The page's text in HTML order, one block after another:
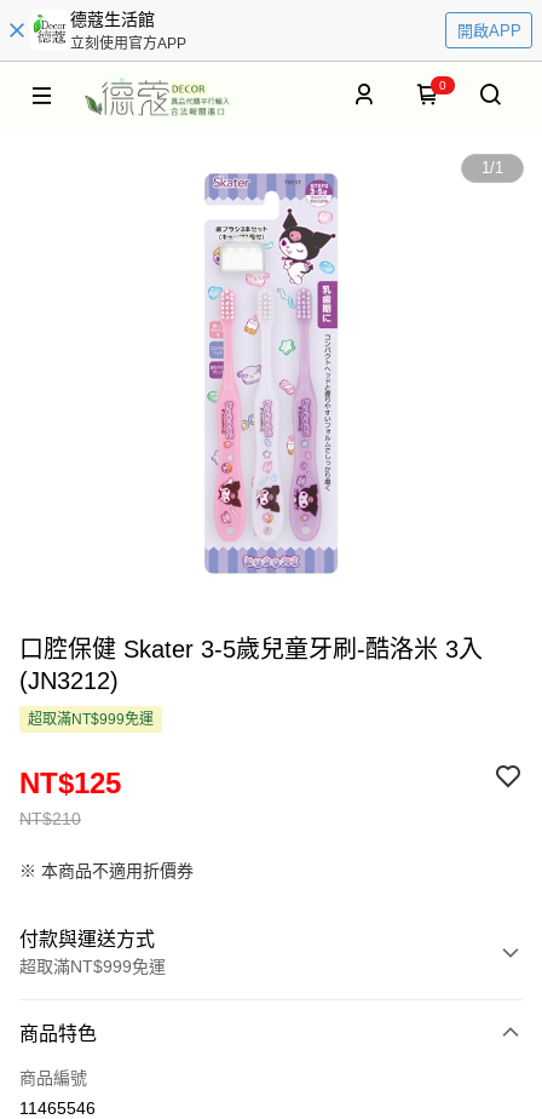
德蔻生活館
立刻使用官方APP
開啟APP
0
1/1
口腔保健 Skater 3-5歲兒童牙刷-酷洛米 3入
(JN3212)
超取滿NT$999免運
NT$210
NT$125
※ 本商品不適用折價券
付款與運送方式
超取滿NT$999免運
信用卡一次付款
超商取貨付款
商品特色
商品編號
11465546